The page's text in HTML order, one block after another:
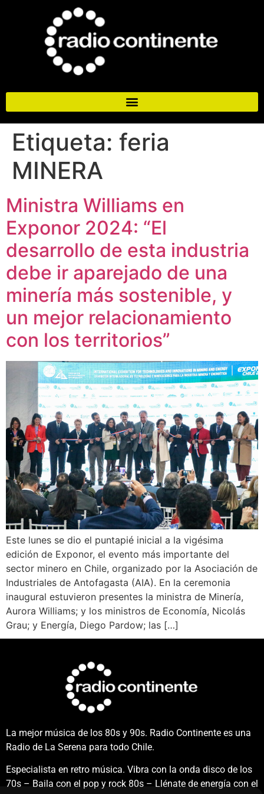
Etiqueta: feria
MINERA
Ministra Williams en
Exponor 2024: “El
desarrollo de esta industria
debe ir aparejado de una
minería más sostenible, y
un mejor relacionamiento
con los territorios”
Este lunes se dio el puntapié inicial a la vigésima
edición de Exponor, el evento más importante del
sector minero en Chile, organizado por la Asociación de
Industriales de Antofagasta (AIA). En la ceremonia
inaugural estuvieron presentes la ministra de Minería,
Aurora Williams; y los ministros de Economía, Nicolás
Grau; y Energía, Diego Pardow; las […]
La mejor música de los 80s y 90s. Radio Continente es una
Radio de La Serena para todo Chile.
Especialista en retro música. Vibra con la onda disco de los
70s – Baila con el pop y rock 80s – Llénate de energía con el